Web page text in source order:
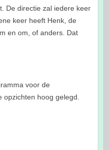
De directie zal iedere keer
keer heeft Henk, de
en om, of anders. Dat
voor de
hoog gelegd.